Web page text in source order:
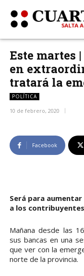
Este martes
en
tratará la
POLÍTICA
10 de febrero, 2020
Facebook
Será para
a los
Mañana desde las
sus bancas en una
que ver con la
norte de la provincia.